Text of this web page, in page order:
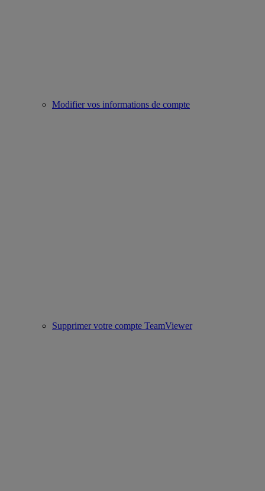
Modifier vos informations de compte
Supprimer votre compte TeamViewer